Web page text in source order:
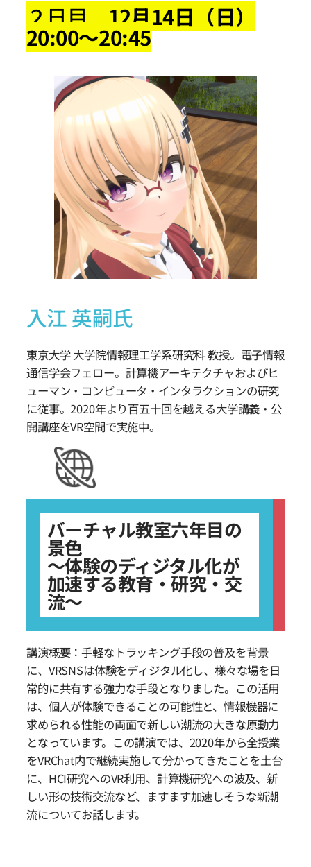
２日目 12月14日（日）
20:00～20:45
入江 英嗣氏
東京大学 大学院情報理工学系研究科 教授。電子情報
通信学会フェロー。計算機アーキテクチャおよびヒ
ューマン・コンピュータ・インタラクションの研究
に従事。2020年より百五十回を越える大学講義・公
開講座をVR空間で実施中。
バーチャル教室六年目の
景色
～体験のディジタル化が
加速する教育・研究・交
流～
講演概要：手軽なトラッキング手段の普及を背景
に、VRSNSは体験をディジタル化し、様々な場を日
常的に共有する強力な手段となりました。この活用
は、個人が体験できることの可能性と、情報機器に
求められる性能の両面で新しい潮流の大きな原動力
となっています。この講演では、2020年から全授業
をVRChat内で継続実施して分かってきたことを土台
に、HCI研究へのVR利用、計算機研究への波及、新
しい形の技術交流など、ますます加速しそうな新潮
流についてお話します。